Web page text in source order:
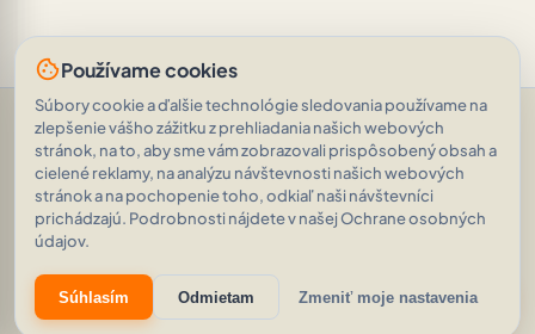
Pomoc a podpora•Otázky•Hodnotenia•Opýtajte sa AI
Podmienky používania•Ochrana osobných údajov•
RSS Feed
© 2026AVEINO | history_edu „Kocky sú hodené.“ Alea iacta est.
(Gaius Julius Caesar)
|
1.8.2
eco
Znižujeme našu digitálnu uhlíkovú stopu.Zistiť viac auto_awesome
cookiePoužívame cookies
Súbory cookie a ďalšie technológie sledovania používame na
zlepšenie vášho zážitku z prehliadania našich webových
stránok, na to, aby sme vám zobrazovali prispôsobený obsah a
cielené reklamy, na analýzu návštevnosti našich webových
stránok a na pochopenie toho, odkiaľ naši návštevníci
prichádzajú. Podrobnosti nájdete v našej Ochrane osobných
údajov.
Súhlasím Odmietam Zmeniť moje nastavenia